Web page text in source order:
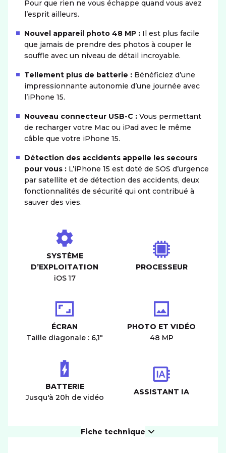
Pour que rien ne vous échappe quand vous avez
l’esprit ailleurs.
Nouvel appareil photo 48 MP : Il est plus facile
que jamais de prendre des photos à couper le
souffle avec un niveau de détail incroyable.
Tellement plus de batterie : Bénéficiez d’une
impressionnante autonomie d’une journée avec
l’iPhone 15.
Nouveau connecteur USB-C : Vous permettant
de recharger votre Mac ou iPad avec le même
câble que votre iPhone 15.
Détection des accidents appelle les secours
pour vous : L’iPhone 15 est doté de SOS d’urgence
par satellite et de détection des accidents, deux
fonctionnalités de sécurité qui ont contribué à
sauver des vies.
SYSTÈME
D’EXPLOITATION
iOS 17
PROCESSEUR
ÉCRAN
Taille diagonale : 6,1"
PHOTO ET VIDÉO
48 MP
BATTERIE
Jusqu'à 20h de vidéo
ASSISTANT IA
Fiche technique